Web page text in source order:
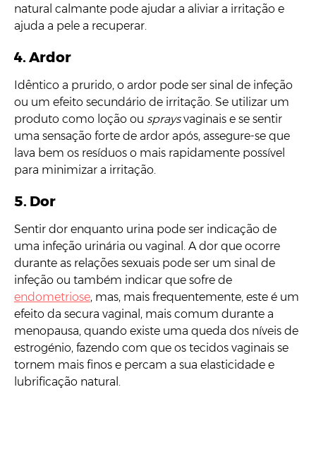
natural calmante pode ajudar a aliviar a irritação e
ajuda a pele a recuperar.
4.Ardor
Idêntico a prurido, o ardor pode ser sinal de infeção
ou um efeito secundário de irritação. Se utilizar um
produto como loção ou spraysvaginais e se sentir
uma sensação forte de ardor após, assegure-se que
lava bem os resíduos o mais rapidamente possível
para minimizar a irritação.
5. Dor
Sentir dor enquanto urina pode ser indicação de
uma infeção urinária ou vaginal. A dor que ocorre
durante as relações sexuais pode ser um sinal de
infeção ou também indicar que sofre de
endometriose, mas, mais frequentemente, este é um
efeito da secura vaginal, mais comum durante a
menopausa, quando existe uma queda dos níveis de
estrogénio, fazendo com que os tecidos vaginais se
tornem mais finos e percam a sua elasticidade e
lubrificação natural.